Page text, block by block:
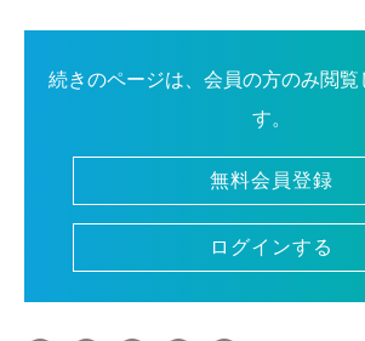
続きのページは、会員の方のみ閲覧
す。
無料会員登録
ログインする